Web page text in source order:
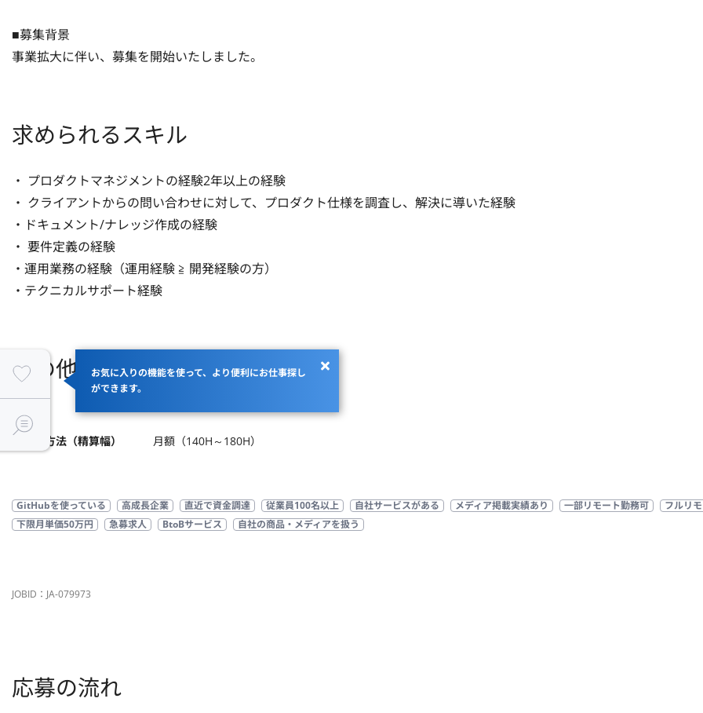
お気に入りの機能を使って、より便利にお仕事探し
ができます。
■募集背景
事業拡大に伴い、募集を開始いたしました。
求められるスキル
・ プロダクトマネジメントの経験2年以上の経験
・ クライアントからの問い合わせに対して、プロダクト仕様を調査し、解決に導いた経験
・ドキュメント/ナレッジ作成の経験
・ 要件定義の経験
・運用業務の経験（運用経験 ≧ 開発経験の方）
・テクニカルサポート経験
その他
商流
支払い方法（精算幅）
月額（140H～180H）
GitHubを使っている 高成長企業 直近で資金調達 従業員100名以上 自社サービスがある メディア掲載実績あり 一部リモート勤務可
フルリ
下限月単価50万円
急募求人 BtoBサービス 自社の商品・メディアを扱う
JOBID：JA-079973
応募の流れ